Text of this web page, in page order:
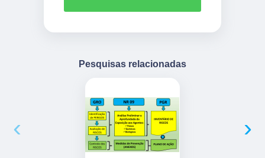
Pesquisas relacionadas
‹ ›